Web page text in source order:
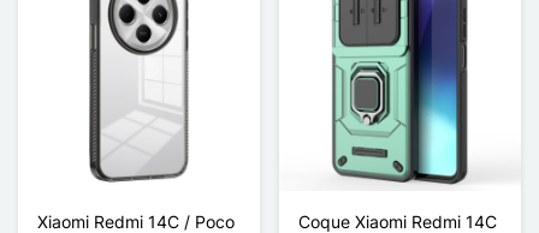
Xiaomi Redmi 14C / Poco
Coque Xiaomi Redmi 14C